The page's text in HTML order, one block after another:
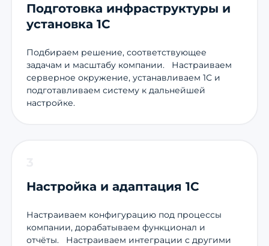
Подготовка инфраструктуры и
установка 1С
Подбираем решение, соответствующее
задачам и масштабу компании. Настраиваем
серверное окружение, устанавливаем 1С и
подготавливаем систему к дальнейшей
настройке.
Настройка и адаптация 1С
Настраиваем конфигурацию под процессы
компании, дорабатываем функционал и
отчёты. Настраиваем интеграции с другими